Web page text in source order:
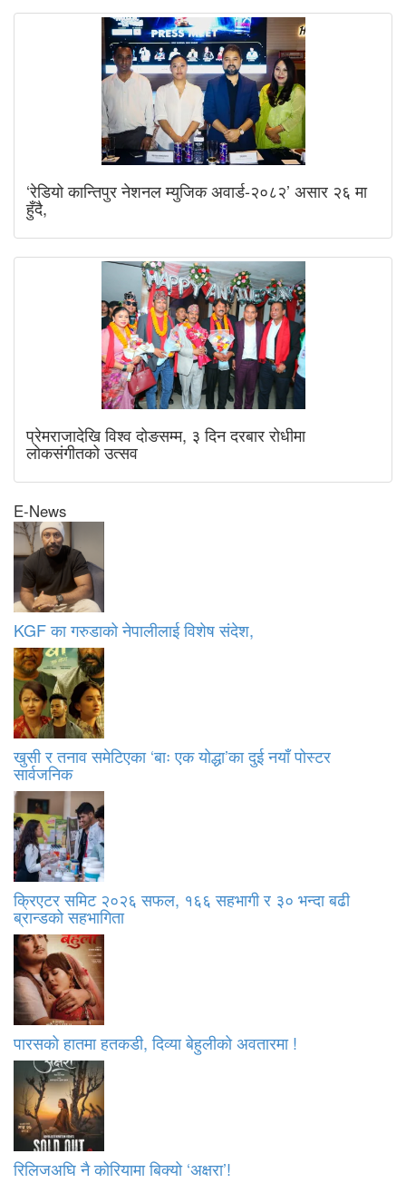
‘रेडियो कान्तिपुर नेशनल म्युजिक अवार्ड-२०८२’ असार २६ मा
हुँदै,
प्रेमराजादेखि विश्व दोङसम्म, ३ दिन दरबार रोधीमा
लोकसंगीतको उत्सव
E-News
KGF का गरुडाको नेपालीलाई विशेष संदेश,
खुसी र तनाव समेटिएका ‘बाः एक योद्धा’का दुई नयाँ पोस्टर
सार्वजनिक
क्रिएटर समिट २०२६ सफल, १६६ सहभागी र ३० भन्दा बढी
ब्रान्डको सहभागिता
पारसको हातमा हतकडी, दिव्या बेहुलीको अवतारमा !
रिलिजअघि नै कोरियामा बिक्यो ‘अक्षरा’!